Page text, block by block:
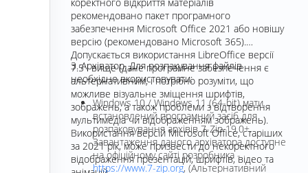
рекомендовано пакет програмного
забезпечення Microsoft Office 2021 або новішу
версію (рекомендовано Microsoft 365).
Допускається використання LibreOffice версії
7.5 і вище (дане програмне забезпечення є
альтернативним, і потрібно розуміти, що
можливе візуальне зміщення шрифтів,
зображень, а також проблеми з відтворення
мультимедіа чи відображенням зображень).
Використання версій Microsoft Office, старіших
за 2021 рік, може призвести до некоректного
відображення презентацій, шрифтів, відео та
3. Архіватор. Для розпакування файлів
необхідно вкористовувати:
Windows 10 / Windows 11 (64-bit) мати
встановлений програмний засіб для
розпаковування архівів 7-Zip 19.0+.
Завантаження даного архіватора доступне
на офіційному сайті розробника -
https://www.7-zip.org, (Альтернативний